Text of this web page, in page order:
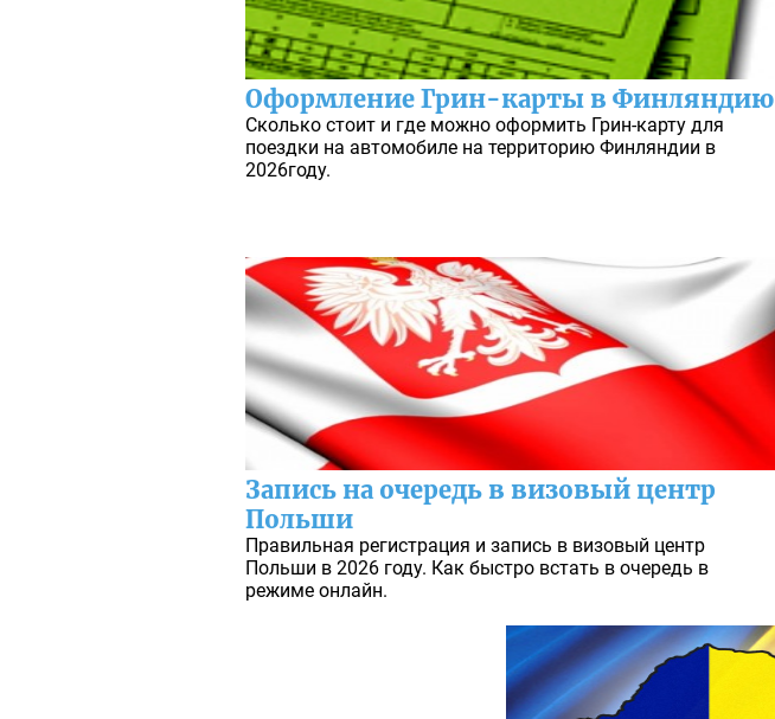
Оформление Грин-карты в Финляндию
Сколько стоит и где можно оформить Грин-карту для
поездки на автомобиле на территорию Финляндии в
2026году.
Запись на очередь в визовый центр
Польши
Правильная регистрация и запись в визовый центр
Польши в 2026 году. Как быстро встать в очередь в
режиме онлайн.